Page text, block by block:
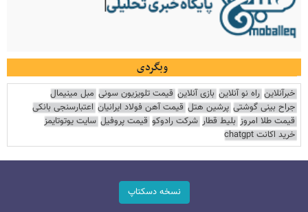
وبگردی
خبرآنلاین راه نو آنلاین بازی آنلاین قیمت تلویزیون سونی مبل مینیمال
جراح بینی گوشتی پرشین هتل قیمت آهن فولاد ایرانیان اعتبارسنجی بانکی
قیمت طلا امروز بلیط قطار شرکت رادوکو قیمت پروفیل سایت یوتوتایمز
خرید اکانت chatgpt
نسخه دسکتاپ